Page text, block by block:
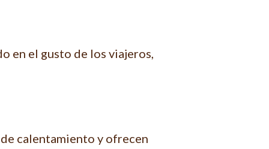
en el gusto de los viajeros,
calentamiento y ofrecen